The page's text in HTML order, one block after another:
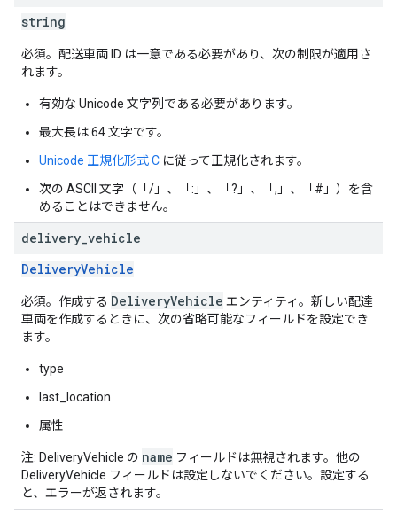
string
必須。配送車両 ID は一意である必要があり、次の制限が適用さ
れます。
有効な Unicode 文字列である必要があります。
最大長は 64 文字です。
Unicode 正規化形式 C に従って正規化されます。
次の ASCII 文字（「/」、「:」、「?」、「,」、「#」）を含
めることはできません。
delivery vehicle
DeliveryVehicle
必須。作成する DeliveryVehicle エンティティ。新しい配達
車両を作成するときに、次の省略可能なフィールドを設定でき
ます。
type
last_location
属性
注: DeliveryVehicle の name フィールドは無視されます。他の
DeliveryVehicle フィールドは設定しないでください。設定する
と、エラーが返されます。